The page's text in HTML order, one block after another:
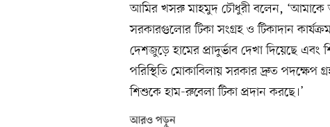
আমির খসরু মাহমুদ চৌধুরী বলেন, ‘আমাকে
সরকারগুলোর টিকা সংগ্রহ ও টিকাদান
দেশজুড়ে হামের প্রাদুর্ভাব দেখা দিয়েছে
পরিস্থিতি মোকাবিলায় সরকার দ্রুত পদক্ষেপ
শিশুকে হাম-রুবেলা টিকা প্রদান করছে।’
আরও পড়ুন